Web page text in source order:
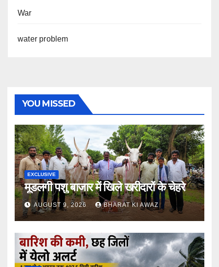
War
water problem
YOU MISSED
EXCLUSIVE
मूडलगी पशु बाजार में खिले खरीदारों के चेहरे
AUGUST 9, 2026 BHARAT KI AWAZ